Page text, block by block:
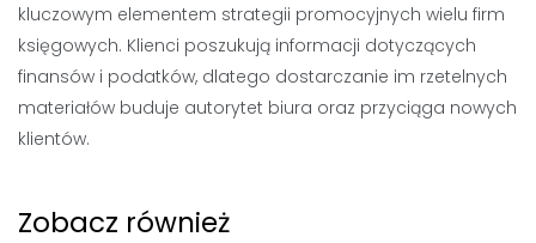
kluczowym elementem strategii promocyjnych wielu firm
księgowych. Klienci poszukują informacji dotyczących
finansów i podatków, dlatego dostarczanie im rzetelnych
materiałów buduje autorytet biura oraz przyciąga nowych
klientów.
Zobacz również